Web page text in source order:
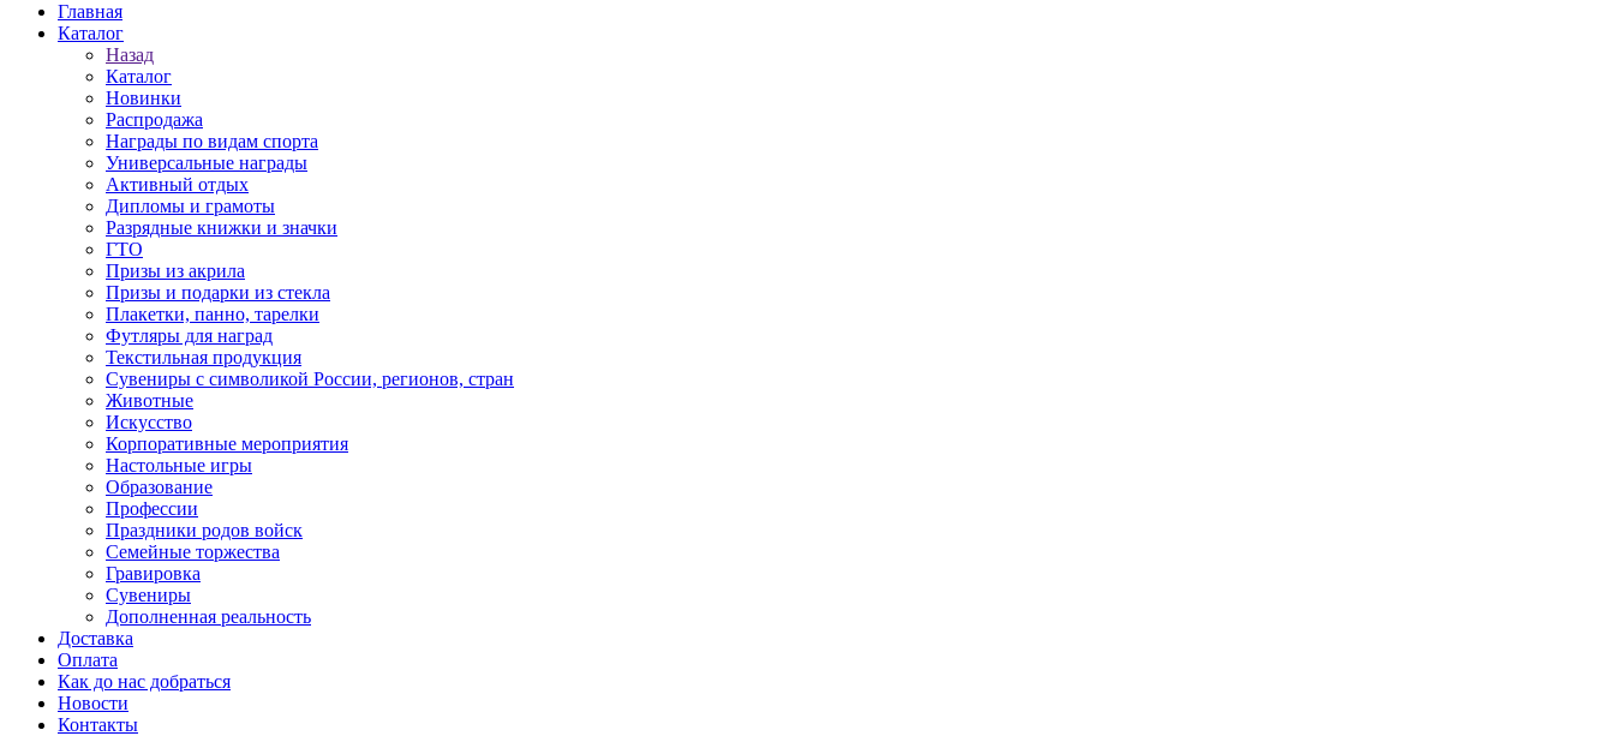
Главная
Каталог
Назад
Каталог
Новинки
Распродажа
Награды по видам спорта
Универсальные награды
Активный отдых
Дипломы и грамоты
Разрядные книжки и значки
ГТО
Призы из акрила
Призы и подарки из стекла
Плакетки, панно, тарелки
Футляры для наград
Текстильная продукция
Сувениры с символикой России, регионов, стран
Животные
Искусство
Корпоративные мероприятия
Настольные игры
Образование
Профессии
Праздники родов войск
Семейные торжества
Гравировка
Сувениры
Дополненная реальность
Доставка
Оплата
Как до нас добраться
Новости
Контакты